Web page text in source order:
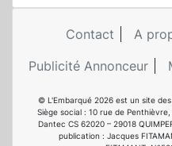
Contact
A
Publicité Annonceur
© L'Embarqué 2026 est un site
Siège social : 10 rue de
Dantec CS 62020 – 29018
publication : Jacques